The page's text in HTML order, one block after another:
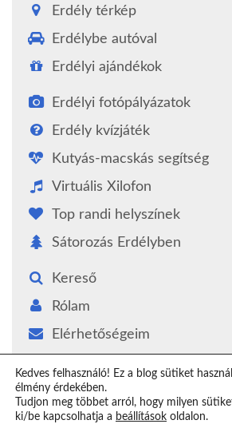
Erdély térkép
Erdélybe autóval
Erdélyi ajándékok
Erdélyi fotópályázatok
Erdély kvízjáték
Kutyás-macskás segítség
Virtuális Xilofon
Top randi helyszínek
Sátorozás Erdélyben
Kereső
Rólam
Elérhetőségeim
Epilógus
Kedves felhasználó! Ez a blog sütiket
élmény érdekében.
Tudjon meg többet arról, hogy milyen
ki/be kapcsolhatja a beállítások oldalon.